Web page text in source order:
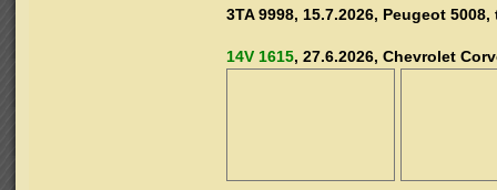
3TA 9998, 15.7.2026, Peugeot 5008,
14V 1615, 27.6.2026, Chevrolet